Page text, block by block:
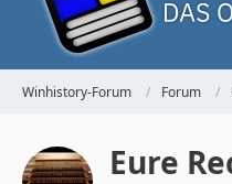
Winhistory-Forum Forum
Eure